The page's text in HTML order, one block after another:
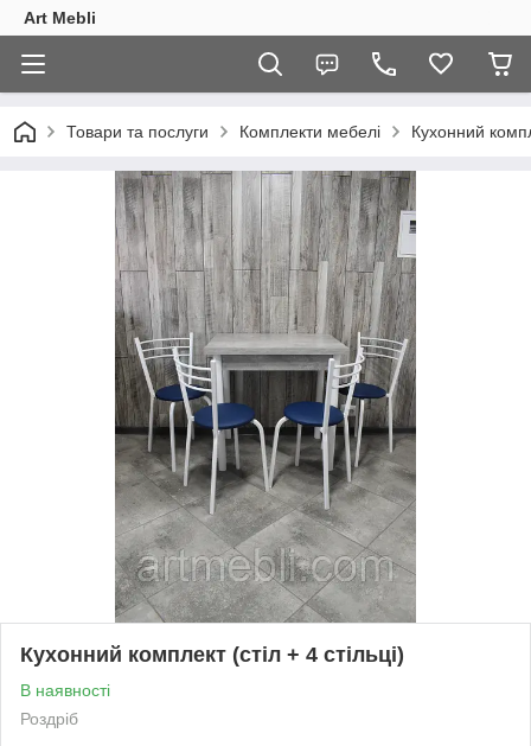
Art Mebli
Товари та послуги Комплекти мебелі Кухонний
Кухонний комплект (стіл + 4 стільці)
В наявності
Роздріб